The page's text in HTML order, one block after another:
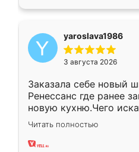
yaroslava1986
3 августа 2026
Заказала себе новый
Ренессанс где ранее
новую кухню.Чего
вполне довольна.
два года, нареканий нет.
Читать полностью